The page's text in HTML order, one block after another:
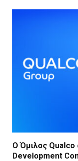
Ο Όμιλος Qualco
Development